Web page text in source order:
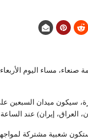
صنعاء، مساء اليوم
سيكون ميدان السبعين
العراق، إيران) عند
شعبية مشتركة